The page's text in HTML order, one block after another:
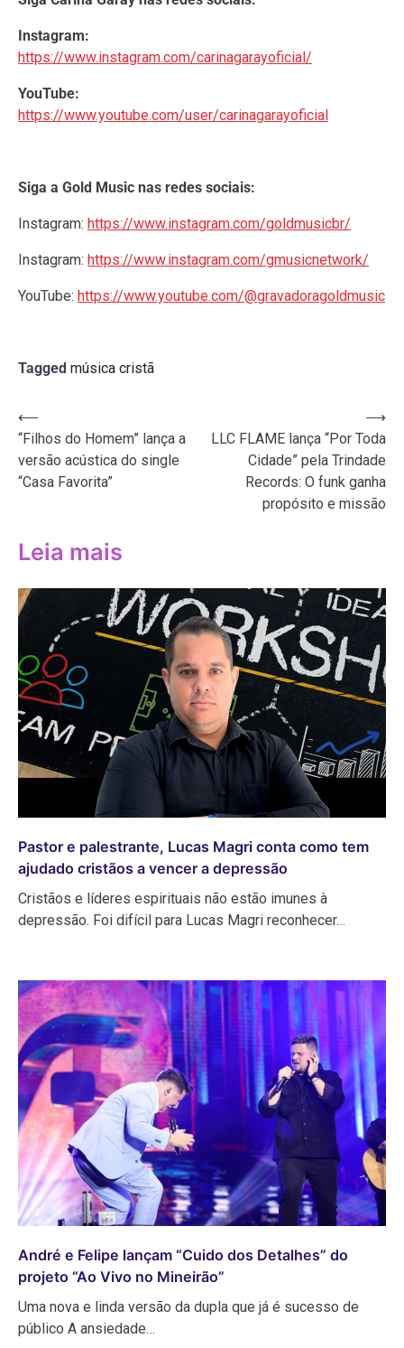
Instagram:
https://www.instagram.com/carinagarayoficial/
YouTube:
https://www.youtube.com/user/carinagarayoficial
Siga a Gold Music nas redes sociais:
Instagram: https://www.instagram.com/goldmusicbr/
Instagram: https://www.instagram.com/gmusicnetwork/
YouTube: https://www.youtube.com/@gravadoragoldmusic
Tagged música cristã
Navegação
de
Post
⟵
“Filhos do Homem” lança a
versão acústica do single
“Casa Favorita”
LLC FLAME lança “Por Toda
Cidade” pela Trindade
Records: O funk ganha
propósito e missão
⟶
Leia mais
Pastor e palestrante, Lucas Magri conta como tem
ajudado cristãos a vencer a depressão
Cristãos e líderes espirituais não estão imunes à
depressão. Foi difícil para Lucas Magri reconhecer…
André e Felipe lançam “Cuido dos Detalhes” do
projeto “Ao Vivo no Mineirão”
Uma nova e linda versão da dupla que já é sucesso de
público A ansiedade…